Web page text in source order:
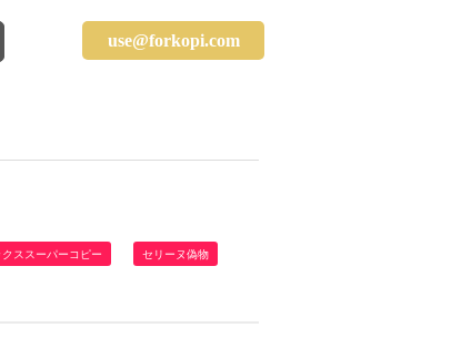
use@forkopi.com
クススーパーコピー セリーヌ偽物